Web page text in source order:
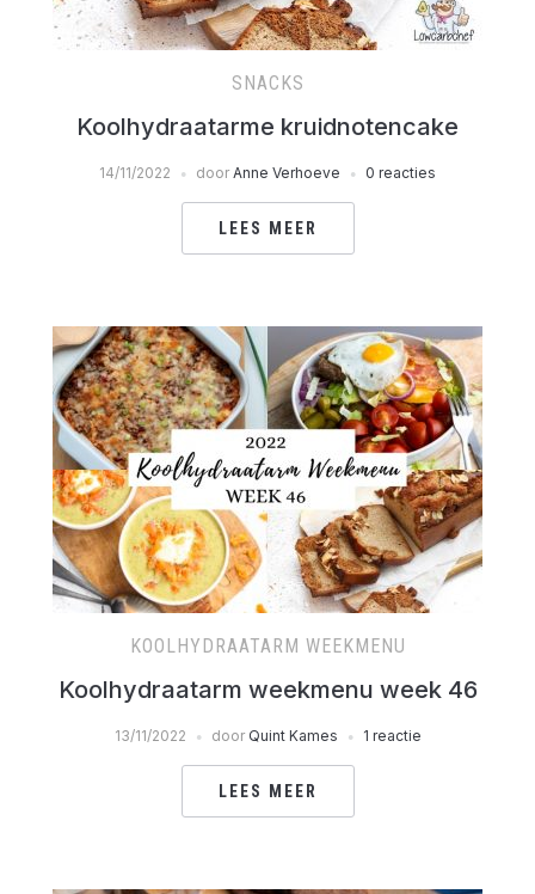
SNACKS
Koolhydraatarme kruidnotencake
14/11/2022 door Anne Verhoeve 0 reacties
LEES MEER
KOOLHYDRAATARM WEEKMENU
Koolhydraatarm weekmenu week 46
13/11/2022 door Quint Kames 1 reactie
LEES MEER